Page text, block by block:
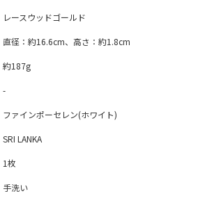
レースウッドゴールド
直径：約16.6cm、高さ：約1.8cm
約187g
-
ファインポーセレン(ホワイト)
SRI LANKA
1枚
手洗い